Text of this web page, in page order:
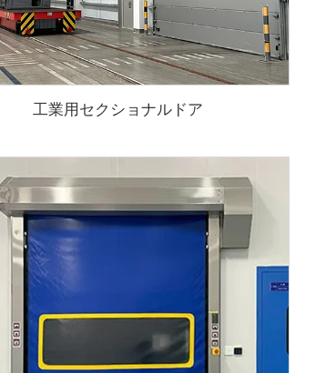
工業用セクショナルドア